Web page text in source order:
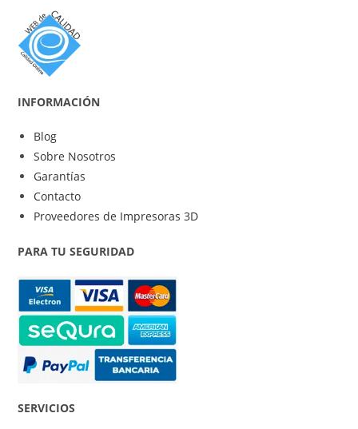
INFORMACIÓN
Blog
Sobre Nosotros
Garantías
Contacto
Proveedores de Impresoras 3D
PARA TU SEGURIDAD
SERVICIOS